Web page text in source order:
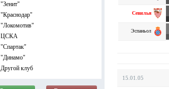
"Зенит"
"Краснодар"
"Локомотив"
ЦСКА
"Спартак"
"Динамо"
Другой клуб
Севилья
Эспаньол
15.01.05